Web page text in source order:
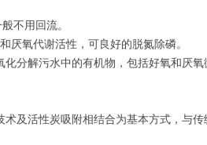
不用回流。
厌氧代谢活性，可良好的脱氮除磷。
化分解污水中的有机物，包括好氧和厌
术及活性炭吸附相结合为基本方式，与